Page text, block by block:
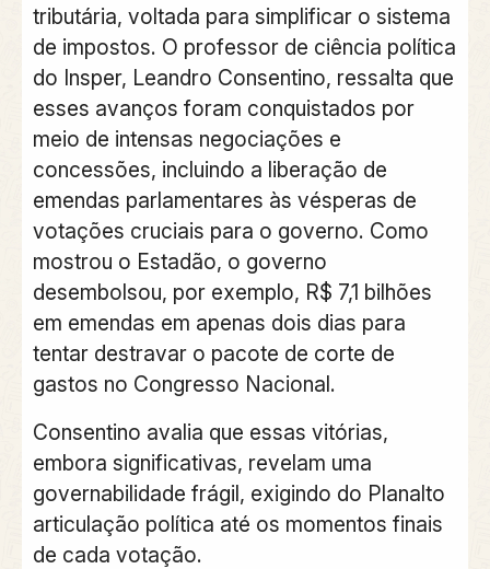
tributária, voltada para simplificar o sistema
de impostos. O professor de ciência política
do Insper, Leandro Consentino, ressalta que
esses avanços foram conquistados por
meio de intensas negociações e
concessões, incluindo a liberação de
emendas parlamentares às vésperas de
votações cruciais para o governo. Como
mostrou o Estadão, o governo
desembolsou, por exemplo, R$ 7,1 bilhões
em emendas em apenas dois dias para
tentar destravar o pacote de corte de
gastos no Congresso Nacional.
Consentino avalia que essas vitórias,
embora significativas, revelam uma
governabilidade frágil, exigindo do Planalto
articulação política até os momentos finais
de cada votação.